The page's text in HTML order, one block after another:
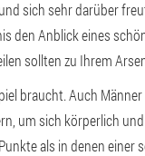
sich sehr darüber
den Anblick eines
sollten zu Ihrem
braucht. Auch
um sich körperlich
als in denen